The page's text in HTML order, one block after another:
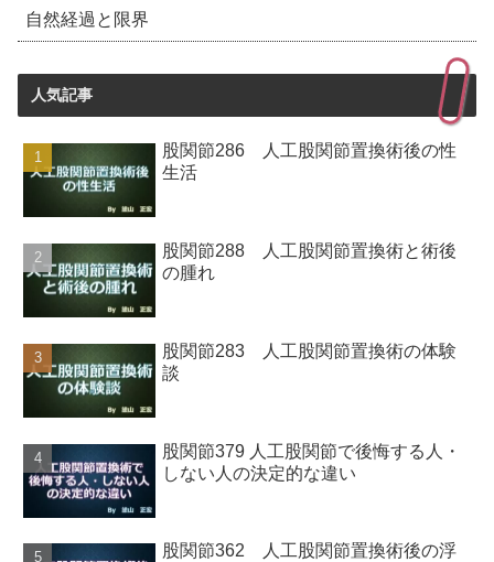
自然経過と限界
人気記事
股関節286 人工股関節置換術後の性
生活
股関節288 人工股関節置換術と術後
の腫れ
股関節283 人工股関節置換術の体験
談
股関節379 人工股関節で後悔する人・
しない人の決定的な違い
股関節362 人工股関節置換術後の浮